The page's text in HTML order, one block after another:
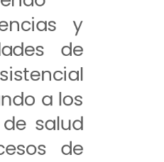
y
de
a los
salud
de